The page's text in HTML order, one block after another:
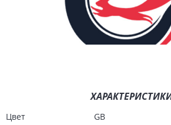
Цвет GB